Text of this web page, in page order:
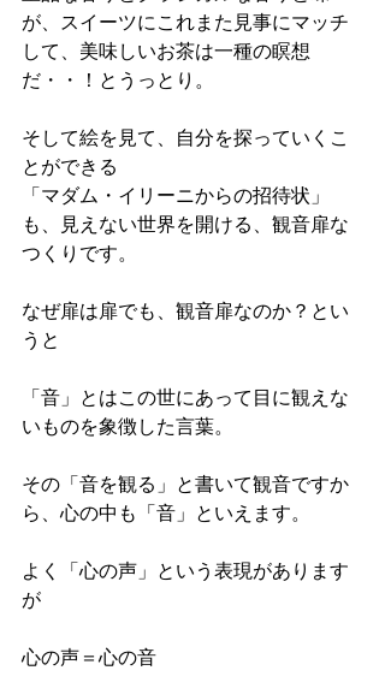
が、スイーツにこれまた見事にマッチ
して、美味しいお茶は一種の瞑想
だ・・！とうっとり。
そして絵を見て、自分を探っていくこ
とができる
「マダム・イリーニからの招待状」
も、見えない世界を開ける、観音扉な
つくりです。
なぜ扉は扉でも、観音扉なのか？とい
うと
「音」とはこの世にあって目に観えな
いものを象徴した言葉。
その「音を観る」と書いて観音ですか
ら、心の中も「音」といえます。
よく「心の声」という表現があります
が
心の声＝心の音